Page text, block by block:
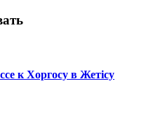
к Хоргосу в Жетісу